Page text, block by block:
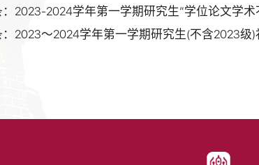
：2023-2024学年第一学期研究生“学位论文学
：2023～2024学年第一学期研究生(不含2023级)